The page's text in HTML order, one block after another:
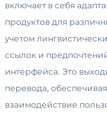
включает в себя
продуктов для
учетом
ссылок и
интерфейса. Это
перевода,
взаимодействие